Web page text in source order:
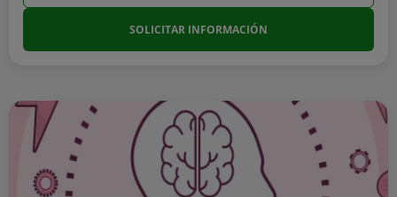
SOLICITAR INFORMACIÓN